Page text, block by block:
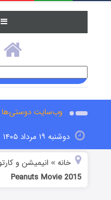
وب‌سایت دوستی‌ها
دوشنبه ۱۹ مرداد ۱۴۰۵
خانه » انیمیشن و
Peanuts Movie 2015